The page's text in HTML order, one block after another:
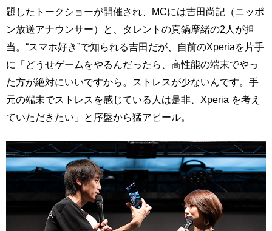
題したトークショーが開催され、MCには吉田尚記（ニッポ
ン放送アナウンサー）と、タレントの真鍋摩緒の2人が担
当。“スマホ好き”で知られる吉田だが、自前のXperiaを片手
に「どうせゲームをやるんだったら、高性能の端末でやっ
た方が絶対にいいですから。ストレスが少ないんです。手
元の端末でストレスを感じている人は是非、Xperia を考え
ていただきたい」と序盤から猛アピール。